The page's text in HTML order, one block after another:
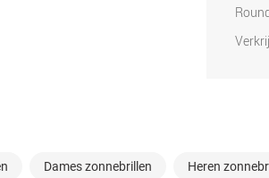
Dames zonnebrillen Heren